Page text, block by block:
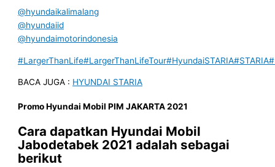
@hyundaikalimalang
@hyundaiid
@hyundaimotorindonesia
#LargerThanLife#LargerThanLifeTour#HyundaiSTARIA#STARIA
BACA JUGA : HYUNDAI STARIA
PromoHyundai Mobil PIM JAKARTA2021
Cara dapatkan Hyundai Mobil
Jabodetabek 2021 adalah sebagai
berikut